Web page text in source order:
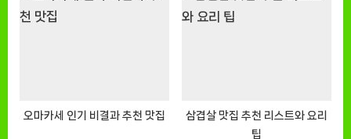
오마카세 인기 비결과 추천 맛집
삼겹살 맛집 추천 리스트와 요리
팁